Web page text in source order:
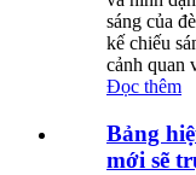
sáng của
kế chiếu
cảnh quan
Đọc thêm
Bảng
mới sẽ